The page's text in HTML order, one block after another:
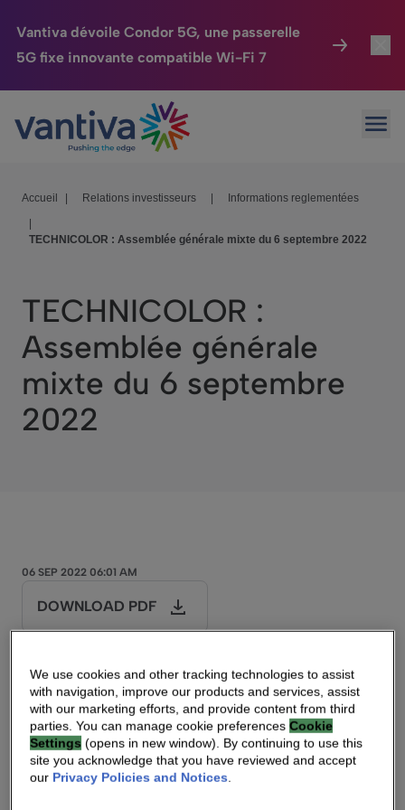
Vantiva dévoile Condor 5G, une passerelle
5G fixe innovante compatible Wi-Fi 7
Passer au contenu principal
Maison Connectée
HomeSight
Entreprise
Relations Investisseurs
Accueil Relations investisseurs
Informations reglementées
TECHNICOLOR : Assemblée générale mixte du 6 septembre 2022
TECHNICOLOR :
Assemblée générale
mixte du 6 septembre
2022
06 SEP 2022 06:01 AM
DOWNLOAD PDF
Communiqué de presse
Assemblée généraleextraordinaire
We use cookies and other tracking technologies to assist
with navigation, improve our products and services, assist
with our marketing efforts, and provide content from third
parties. You can manage cookie preferencesCookie
Settings (opens in new window). By continuing to use this
site you acknowledge that you have reviewed and accept
our Privacy Policies and Notices.